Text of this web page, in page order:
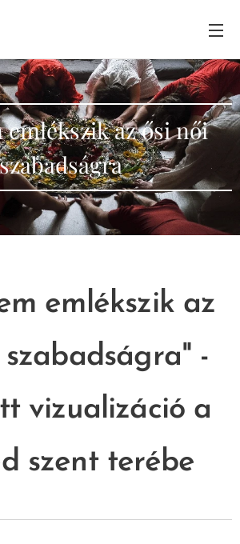
emlékszik az ősi női
szabadságra
emlékszik az
szabadságra" -
vizualizáció a
szent terébe